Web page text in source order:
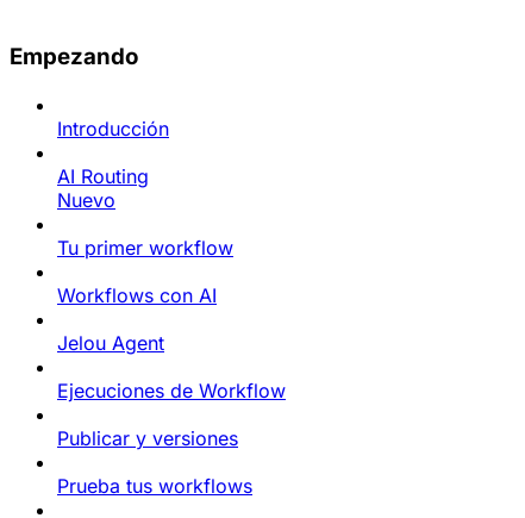
Empezando
Introducción
AI Routing
Nuevo
Tu primer workflow
Workflows con AI
Jelou Agent
Ejecuciones de Workflow
Publicar y versiones
Prueba tus workflows